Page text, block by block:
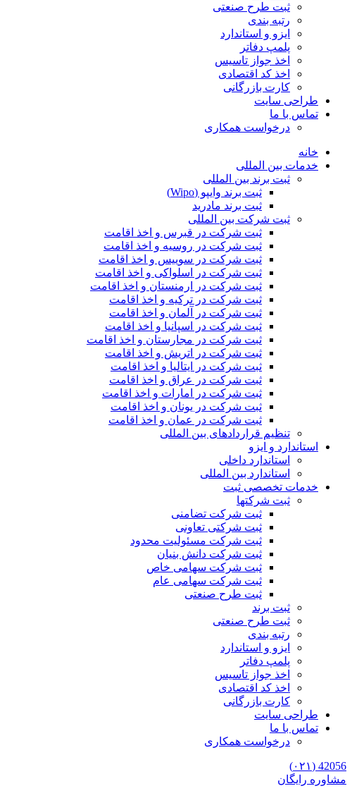
ثبت طرح صنعتی
رتبه بندی
ایزو و استاندارد
پلمپ دفاتر
اخذ جواز تاسیس
اخذ کد اقتصادی
کارت بازرگانی
طراحی سایت
تماس با ما
درخواست همکاری
خانه
خدمات بین المللی
ثبت برند بین المللی
ثبت برند وایپو (Wipo)
ثبت برند مادرید
ثبت شرکت بین المللی
ثبت شرکت در قبرس و اخذ اقامت
ثبت شرکت در روسیه و اخذ اقامت
ثبت شرکت در سوییس و اخذ اقامت
ثبت شرکت در اسلواکی و اخذ اقامت
ثبت شرکت در ارمنستان و اخذ اقامت
ثبت شرکت در ترکیه و اخذ اقامت
ثبت شرکت در آلمان و اخذ اقامت
ثبت شرکت در اسپانیا و اخذ اقامت
ثبت شرکت در مجارستان و اخذ اقامت
ثبت شرکت در اتریش و اخذ اقامت
ثبت شرکت در ایتالیا و اخذ اقامت
ثبت شرکت در عراق و اخذ اقامت
ثبت شرکت در امارات و اخذ اقامت
ثبت شرکت در یونان و اخذ اقامت
ثبت شرکت در عمان و اخذ اقامت
تنظیم قراردادهای بین المللی
استاندارد و ایزو
استاندارد داخلی
استاندارد بین المللی
خدمات تخصصی ثبت
ثبت شرکتها
ثبت شرکت تضامنی
ثبت شرکتی تعاونی
ثبت شرکت مسئولیت محدود
ثبت شرکت دانش بنیان
ثبت شرکت سهامی خاص
ثبت شرکت سهامی عام
ثبت طرح صنعتی
ثبت برند
ثبت طرح صنعتی
رتبه بندی
ایزو و استاندارد
پلمپ دفاتر
اخذ جواز تاسیس
اخذ کد اقتصادی
کارت بازرگانی
طراحی سایت
تماس با ما
درخواست همکاری
42056 (۰۲۱)
مشاوره رایگان